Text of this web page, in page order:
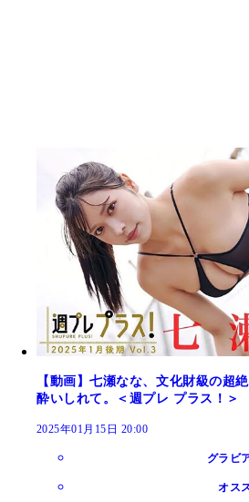
【動画】七瀬なな、文化財級の超
酔いしれて。＜週プレ プラス！＞
2025年01月15日 20:00
グラビ
オス